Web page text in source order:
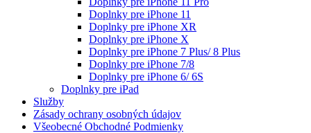
Doplnky pre iPhone 11
Doplnky pre iPhone XR
Doplnky pre iPhone X
Doplnky pre iPhone 7 Plus/ 8 Plus
Doplnky pre iPhone 7/8
Doplnky pre iPhone 6/ 6S
Doplnky pre iPad
Služby
Zásady ochrany osobných údajov
Všeobecné Obchodné Podmienky